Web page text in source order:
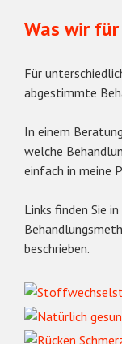
Was wir
Für
abgestimmte
In einem
welche
einfach in meine
Links finden Sie
beschrieben.